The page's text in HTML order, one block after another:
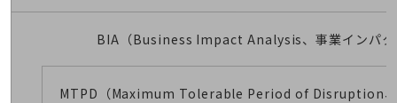
旬な話題やお役立ち資料などDXの課題を
お役立ち資料ダウンロード
BIA（Business Impact Analysis、事業インパク
MTPD（Maximum Tolerable Period of Disruption、